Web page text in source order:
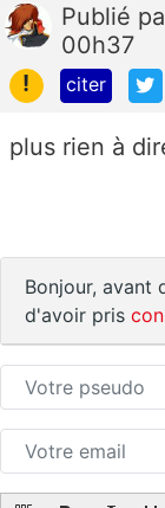
Publié
00h37
!
citer
plus rien à
Bonjour, avant
d'avoir pris